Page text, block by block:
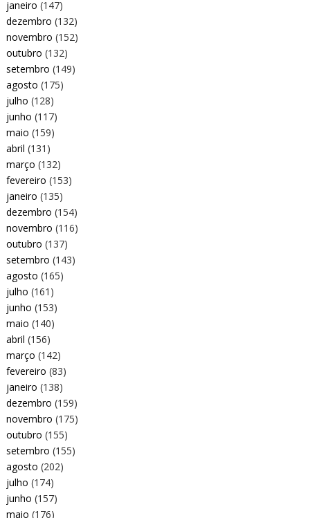
janeiro (147)
dezembro (132)
novembro (152)
outubro (132)
setembro (149)
agosto (175)
julho (128)
junho (117)
maio (159)
abril (131)
março (132)
fevereiro (153)
janeiro (135)
dezembro (154)
novembro (116)
outubro (137)
setembro (143)
agosto (165)
julho (161)
junho (153)
maio (140)
abril (156)
março (142)
fevereiro (83)
janeiro (138)
dezembro (159)
novembro (175)
outubro (155)
setembro (155)
agosto (202)
julho (174)
junho (157)
maio (176)